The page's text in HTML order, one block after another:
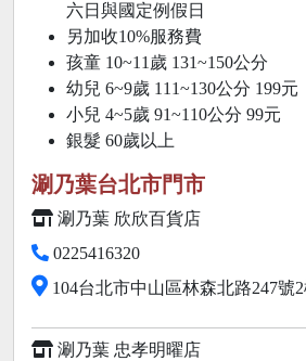
六日與國定例假日
另加收10%服務費
孩童 10~11歲 131~150公分
幼兒 6~9歲 111~130公分 199元
小兒 4~5歲 91~110公分 99元
銀髮 60歲以上
涮乃葉台北市門市
涮乃葉 欣欣百貨店
0225416320
104台北市中山區林森北路247號
涮乃葉 忠孝明曜店